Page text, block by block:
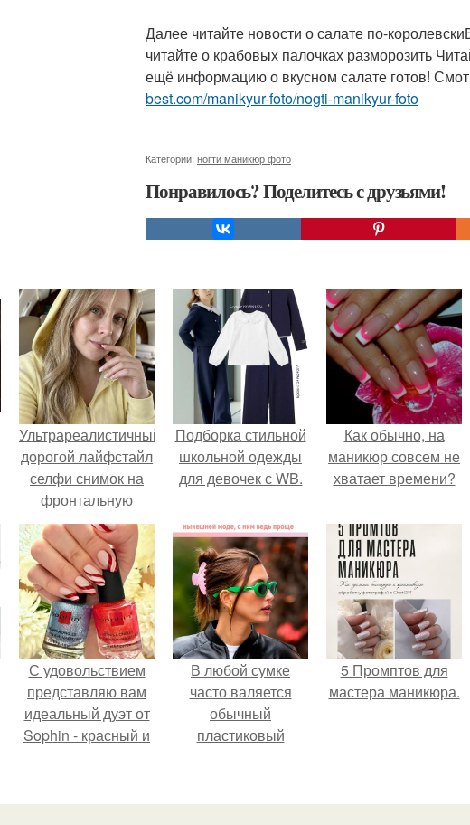
Далее читайте новости о салате по-
читайте о крабовых палочках разморозить
ещё информацию о вкусном салате готов!
best.com/manikyur-foto/nogti-manikyur-foto
Категории: ногти маникюр фото
Понравилось? Поделитесь с друзьями!
Ультрареалистичный
дорогой лайфстайл
селфи снимок на
фронтальную
камеру.
Подборка стильной
школьной одежды
для девочек с WB.
Как обычно, на
маникюр совсем не
хватает времени?
С удовольствием
представляю вам
идеальный дуэт от
Sophin - красный и
номер 0262.
В любой сумке
часто валяется
обычный
пластиковый
5 Промптов для
мастера маникюра.